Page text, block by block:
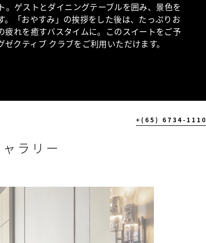
ゲストとダイニングテーブルを囲み、景色を
「おやすみ」の挨拶をした後は、たっぷりお
れを癒すバスタイムに。このスイートをご予
クティブ クラブをご利用いただけます。
+(65) 6734-1110
ラリー